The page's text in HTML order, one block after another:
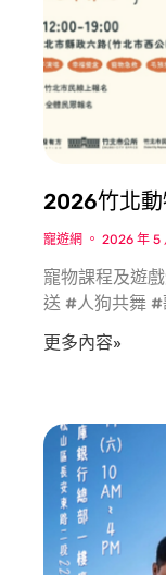
2026竹北動
寵遊網 2026 年 5
寵物課程及遊
送 #人狗共舞
更多內容»